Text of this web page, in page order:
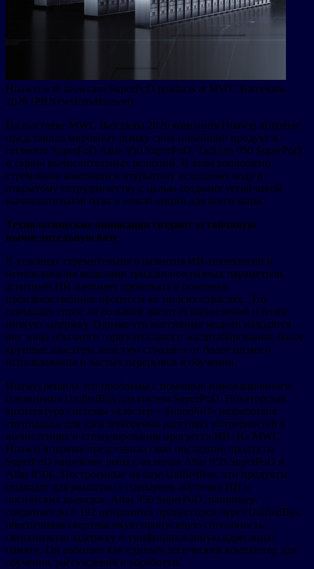
Huawei will showcase SuperPoD products at MWC Barcelona
2026 (PRNewsfoto/Huawei)
На выставке MWC Barcelona 2026 компания Huawei впервые
представила мировому рынку свой новейший продукт в
сегменте SuperPoD Atlas 950 SuperPoD, TaiShan 950 SuperPoD
и серию вычислительных решений. В этом воплощено
стремление компании к открытому исходному коду и
открытому сотрудничеству с целью создания устойчивой
вычислительной базы и новой опции для всего мира.
Технологические инновации создают устойчивую
вычислительную базу
В условиях стремительного развития ИИ-технологий и
использования моделями триллионов разных параметров,
агентный ИИ начинает проникать в основные
производственные процессы во многих отраслях. Это
повышает спрос на больший масштаб вычислений и более
низкую задержку. Однако эти массивные модели находятся
вне зоны обычного горизонтального масштабирования; более
крупные кластеры зачастую страдают от более низкого
использования и частых перерывов в обучении.
Huawei решила эти проблемы с помощью инновационного
соединения UnifiedBus для систем SuperPoD. Новаторская
архитектура системы «кластер + SuperPoD» разработана
специально для удовлетворения растущих потребностей в
вычислениях и стимулирования прогресса ИИ. На MWC
Huawei впервые представила свои последние продукты
SuperPoD мировому рынку, включая Atlas 950 SuperPoD и
Atlas 850E. Построенные на базе UnifiedBus, эти продукты
подходят для различных сценариев обучения ИИ и
логических выводов. Atlas 950 SuperPoD, например,
соединяет до 8 192 нейронных процессоров через UnifiedBus,
обеспечивая сверхвысокую пропускную способность,
сверхнизкую задержку и унифицированную адресацию
памяти. Он работает как единый логический компьютер для
обучения, рассуждения и обработки.